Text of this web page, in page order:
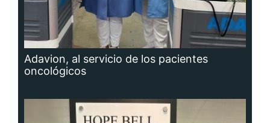
Adavion, al servicio de los pacientes
oncológicos